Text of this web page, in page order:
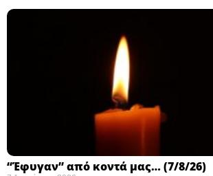
“Έφυγαν” από κοντά μας… (7/8/26)